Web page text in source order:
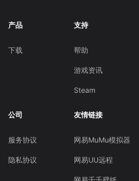
产品
下载
支持
帮助
游戏资讯
Steam
公司
服务协议
隐私协议
友情链接
网易MuMu模拟器
网易UU远程